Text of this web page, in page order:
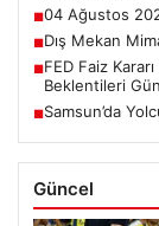
■04 Ağustos
■Dış Mekan
■FED Faiz
Beklentileri
■Samsun’da
Güncel